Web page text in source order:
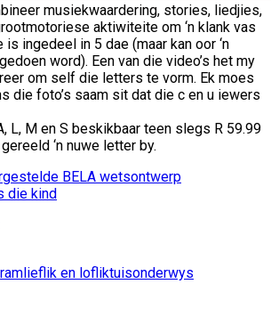
musiekwaardering, stories, liedjies,
aktiwiteite om ‘n klank vas
ingedeel in 5 dae (maar kan oor ‘n
word). Een van die video’s het my
om self die letters te vorm. Ek moes
die foto’s saam sit dat die c en u iewers
L, M en S beskikbaar teen slegs R 59.99
‘n nuwe letter by.
BELA wetsontwerp
die kind
lieflik en lofliktuisonderwys